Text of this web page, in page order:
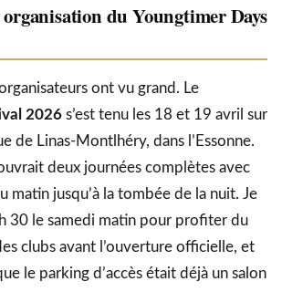
du Youngtimer Days
ont vu grand. Le
2026 s’est tenu les 18 et 19 avril sur
de Linas-Montlhéry, dans l’Essonne.
deux journées complètes avec
matin jusqu’à la tombée de la nuit. Je
30 le samedi matin pour profiter du
clubs avant l’ouverture officielle, et
le parking d’accès était déjà un salon